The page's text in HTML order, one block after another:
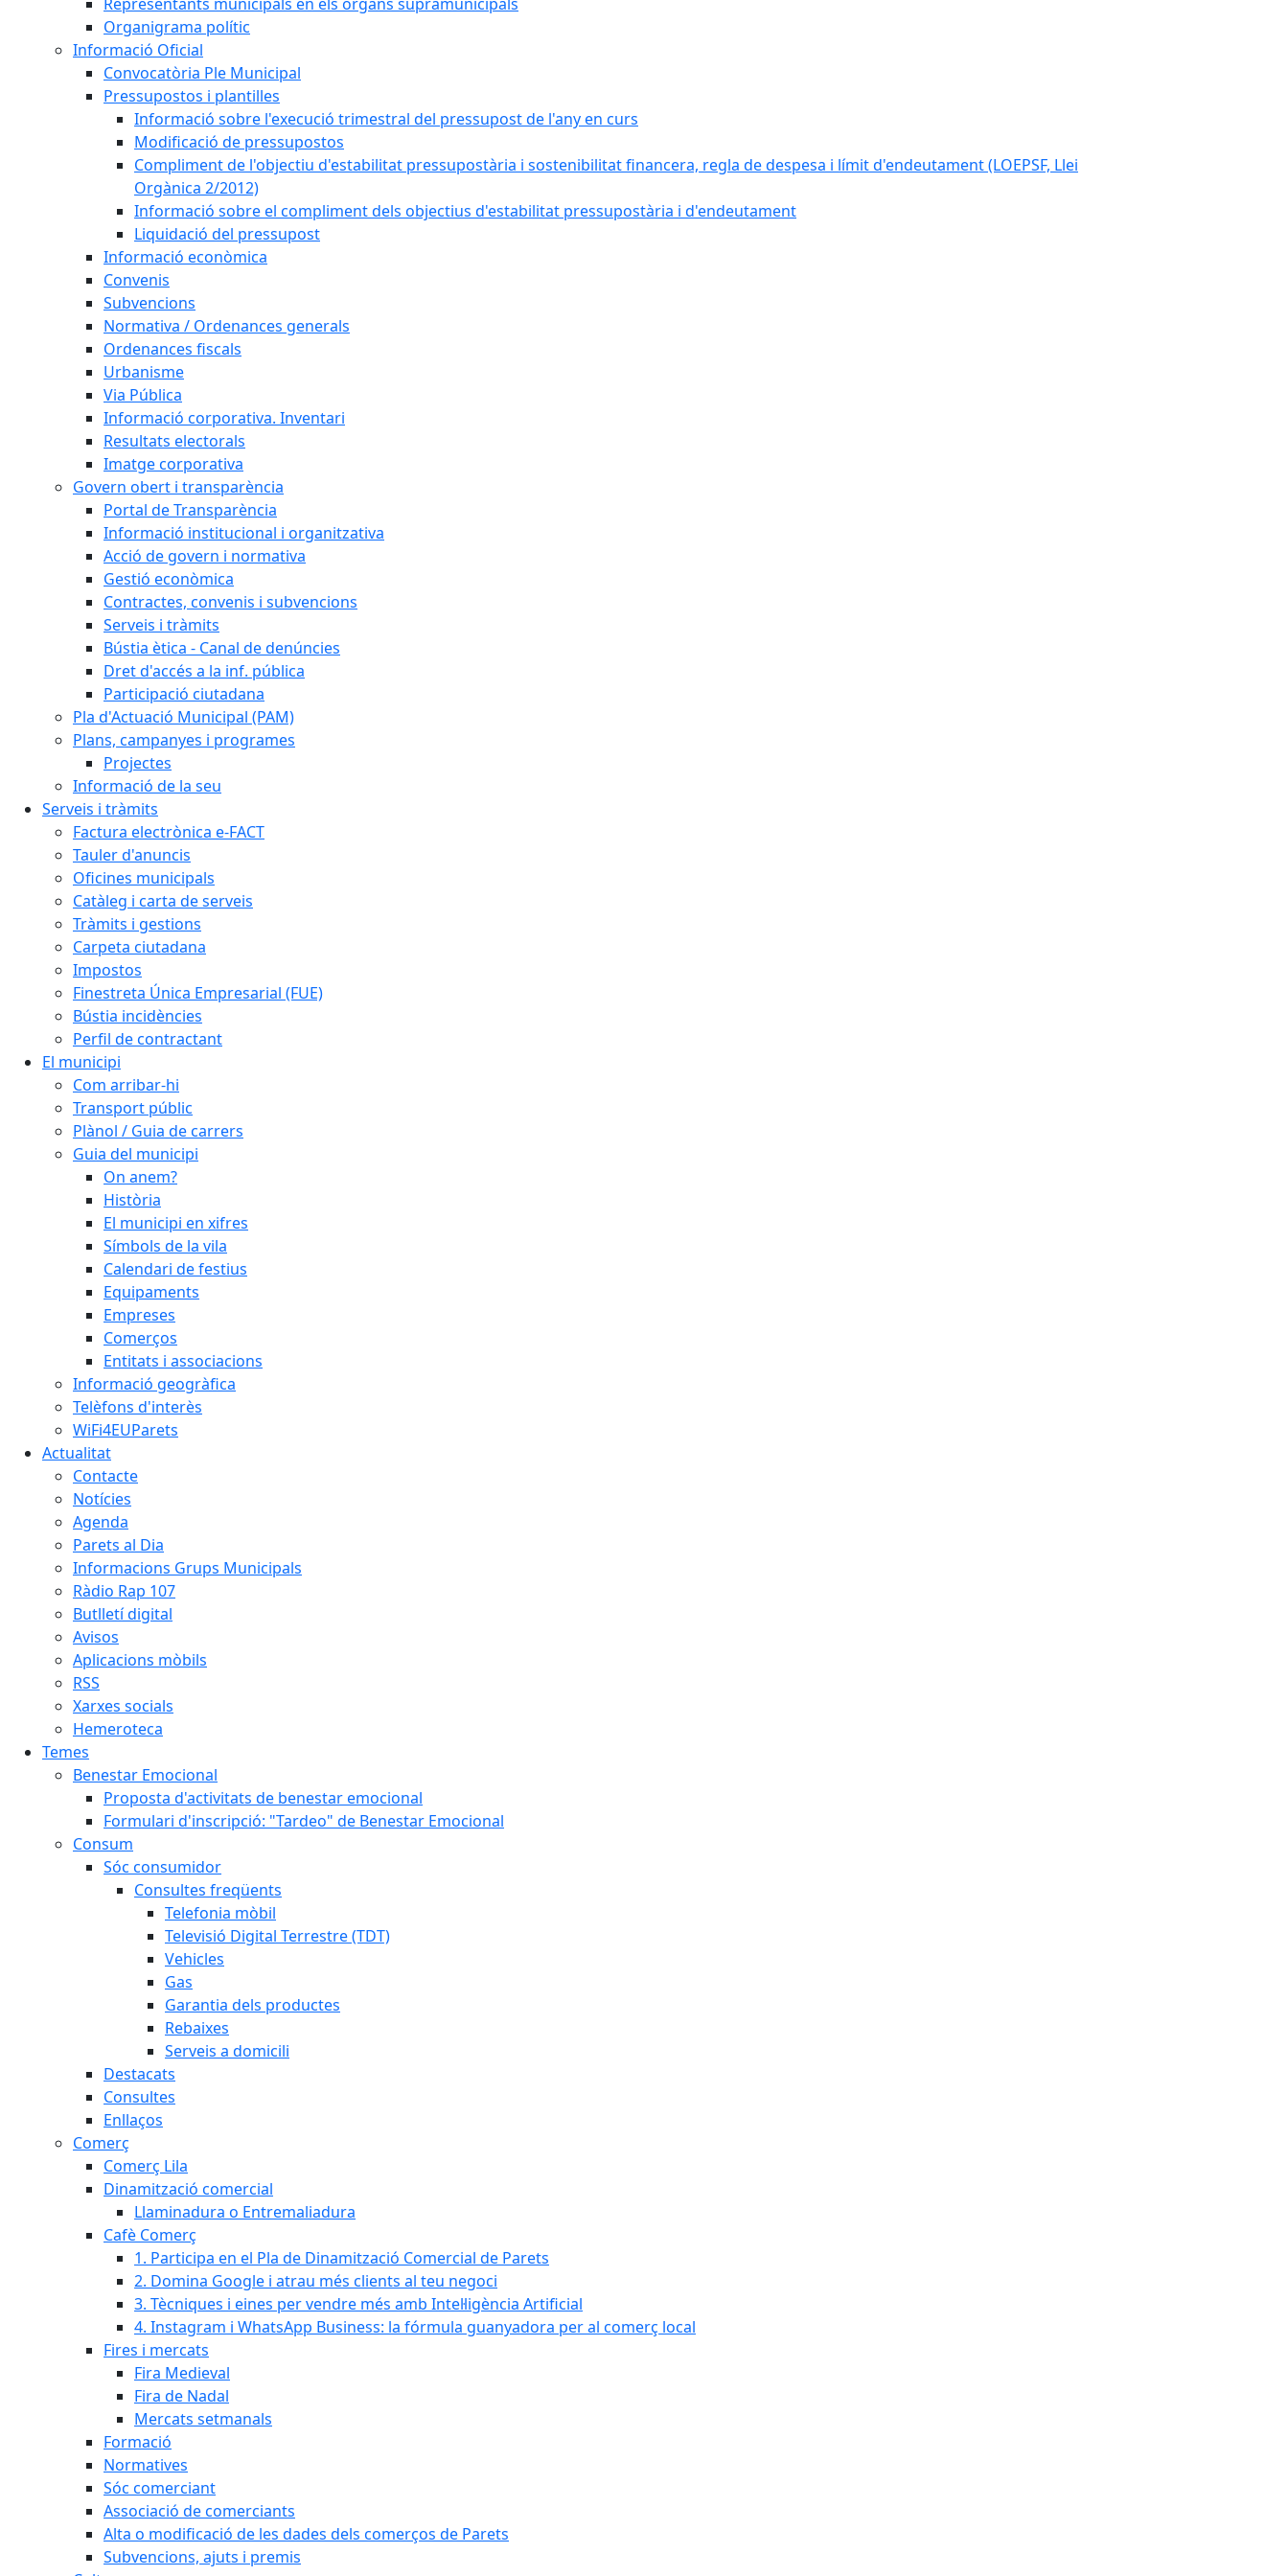
Organigrama polític
Informació Oficial
Convocatòria Ple Municipal
Pressupostos i plantilles
Informació sobre l'execució trimestral del pressupost de l'any en curs
Modificació de pressupostos
Compliment de l'objectiu d'estabilitat pressupostària i sostenibilitat financera, regla de despesa i límit d'endeutament (LOEPSF, Llei
Orgànica 2/2012)
Informació sobre el compliment dels objectius d'estabilitat pressupostària i d'endeutament
Liquidació del pressupost
Informació econòmica
Convenis
Subvencions
Normativa / Ordenances generals
Ordenances fiscals
Urbanisme
Via Pública
Informació corporativa. Inventari
Resultats electorals
Imatge corporativa
Govern obert i transparència
Portal de Transparència
Informació institucional i organitzativa
Acció de govern i normativa
Gestió econòmica
Contractes, convenis i subvencions
Serveis i tràmits
Bústia ètica - Canal de denúncies
Dret d'accés a la inf. pública
Participació ciutadana
Pla d'Actuació Municipal (PAM)
Plans, campanyes i programes
Projectes
Informació de la seu
Serveis i tràmits
Factura electrònica e-FACT
Tauler d'anuncis
Oficines municipals
Catàleg i carta de serveis
Tràmits i gestions
Carpeta ciutadana
Impostos
Finestreta Única Empresarial (FUE)
Bústia incidències
Perfil de contractant
El municipi
Com arribar-hi
Transport públic
Plànol / Guia de carrers
Guia del municipi
On anem?
Història
El municipi en xifres
Símbols de la vila
Calendari de festius
Equipaments
Empreses
Comerços
Entitats i associacions
Informació geogràfica
Telèfons d'interès
WiFi4EUParets
Actualitat
Contacte
Notícies
Agenda
Parets al Dia
Informacions Grups Municipals
Ràdio Rap 107
Butlletí digital
Avisos
Aplicacions mòbils
RSS
Xarxes socials
Hemeroteca
Temes
Benestar Emocional
Proposta d'activitats de benestar emocional
Formulari d'inscripció: "Tardeo" de Benestar Emocional
Consum
Sóc consumidor
Consultes freqüents
Telefonia mòbil
Televisió Digital Terrestre (TDT)
Vehicles
Gas
Garantia dels productes
Rebaixes
Serveis a domicili
Destacats
Consultes
Enllaços
Comerç
Comerç Lila
Dinamització comercial
Llaminadura o Entremaliadura
Cafè Comerç
1. Participa en el Pla de Dinamització Comercial de Parets
2. Domina Google i atrau més clients al teu negoci
3. Tècniques i eines per vendre més amb Intel·ligència Artificial
4. Instagram i WhatsApp Business: la fórmula guanyadora per al comerç local
Fires i mercats
Fira Medieval
Fira de Nadal
Mercats setmanals
Formació
Normatives
Sóc comerciant
Associació de comerciants
Alta o modificació de les dades dels comerços de Parets
Subvencions, ajuts i premis